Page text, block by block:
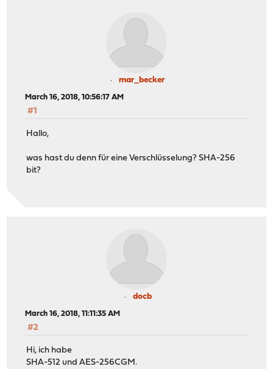
mar_becker
March 16, 2018, 10:56:17 AM
#1
Hallo,
was hast du denn für eine Verschlüsselung? SHA-256
bit?
docb
March 16, 2018, 11:11:35 AM
#2
Hi, ich habe
SHA-512 und AES-256CGM.